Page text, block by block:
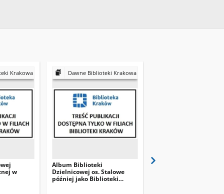
Krakowa
w
Dawne Biblioteki Krakowa
Album Biblioteki
Dzielnicowej os. Stalowe
później jako Biblioteki